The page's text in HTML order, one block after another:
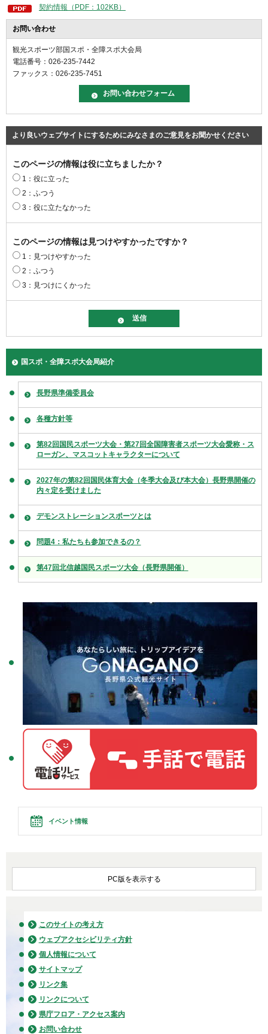
契約情報（PDF：102KB）
お問い合わせ
観光スポーツ部国スポ・全障スポ大会局
電話番号：026-235-7442
ファックス：026-235-7451
より良いウェブサイトにするためにみなさまのご意見をお聞かせください
このページの情報は役に立ちましたか？
1：役に立った
2：ふつう
3：役に立たなかった
このページの情報は見つけやすかったですか？
1：見つけやすかった
2：ふつう
3：見つけにくかった
国スポ・全障スポ大会局紹介
長野県準備委員会
各種方針等
第82回国民スポーツ大会・第27回全国障害者スポーツ大会愛称・ス
ローガン、マスコットキャラクターについて
2027年の第82回国民体育大会（冬季大会及び本大会）長野県開催の
内々定を受けました
デモンストレーションスポーツとは
問題4：私たちも参加できるの？
第47回北信越国民スポーツ大会（長野県開催）
イベント情報
PC版を表示する
このサイトの考え方
ウェブアクセシビリティ方針
個人情報について
サイトマップ
リンク集
リンクについて
県庁フロア・アクセス案内
お問い合わせ